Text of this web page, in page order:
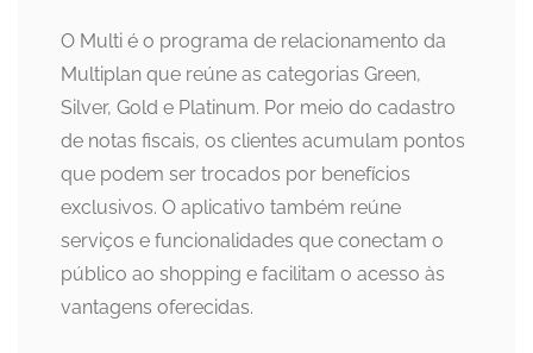
O Multi é o programa de relacionamento da
Multiplan que reúne as categorias Green,
Silver, Gold e Platinum. Por meio do cadastro
de notas fiscais, os clientes acumulam pontos
que podem ser trocados por benefícios
exclusivos. O aplicativo também reúne
serviços e funcionalidades que conectam o
público ao shopping e facilitam o acesso às
vantagens oferecidas.